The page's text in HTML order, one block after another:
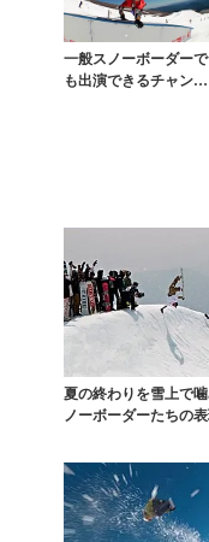
一般スノーボーダーで
も出演できるチャン
夏の終わりを雪上で
ノーボーダーたちの